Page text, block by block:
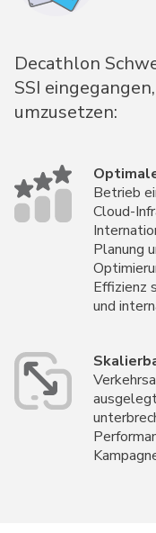
Decathlon
SSI
umzusetzen:
Betrieb
Cloud-
Planung
Effizienz
und